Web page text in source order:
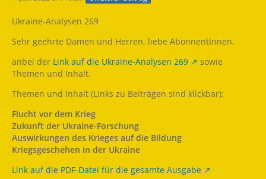
Ukraine-Analysen 269
Sehr geehrte Damen und Herren, liebe AbonnentInnen,
anbei der Link auf die Ukraine-Analysen 269
sowie
Themen und Inhalt.
Themen und Inhalt (Links zu Beiträgen sind klickbar):
Flucht vor dem Krieg
Zukunft der Ukraine-Forschung
Auswirkungen des Krieges auf die Bildung
Kriegsgeschehen in der Ukraine
Link auf die PDF-Datei für die gesamte Ausgabe